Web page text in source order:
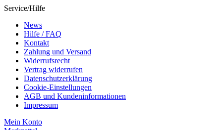
Service/Hilfe
News
Hilfe / FAQ
Kontakt
Zahlung und Versand
Widerrufsrecht
Vertrag widerrufen
Datenschutzerklärung
Cookie-Einstellungen
AGB und Kundeninformationen
Impressum
Mein Konto